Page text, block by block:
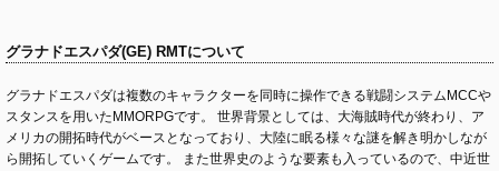
グラナドエスパダ(GE) RMTについて
グラナドエスパダは複数のキャラクターを同時に操作できる戦闘システムMCCや
スタンスを用いたMMORPGです。 世界背景としては、大海賊時代が終わり、ア
メリカの開拓時代がベースとなっており、大陸に眠る様々な謎を解き明かしなが
ら開拓していくゲームです。 また世界史のような要素も入っているので、中近世